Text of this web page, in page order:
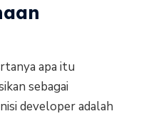
apa itu
sebagai
developer adalah